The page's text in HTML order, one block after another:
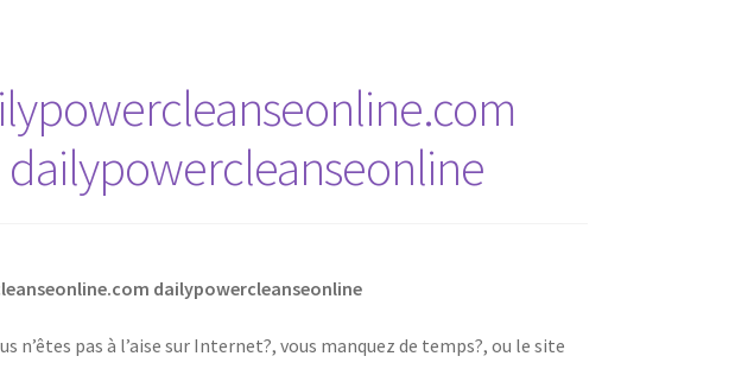
dailypowercleanseonline
n’êtes pas à l’aise sur Internet?, vous manquez de temps?, ou le site